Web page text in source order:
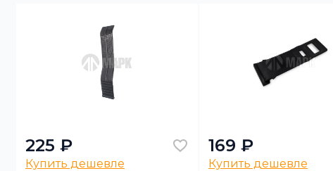
225 ₽
Купить дешевле
169 ₽
Купить дешевле